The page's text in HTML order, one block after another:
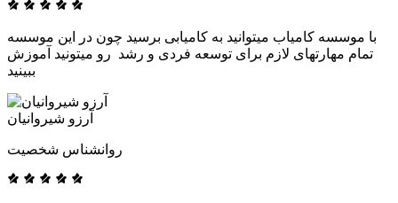
با موسسه کامیاب میتوانید به کامیابی برسید چون در این موسسه
تمام مهارتهای لازم برای توسعه فردی و رشد رو میتونید آموزش
ببینید
آرزو شیروانیان
روانشناس شخصیت